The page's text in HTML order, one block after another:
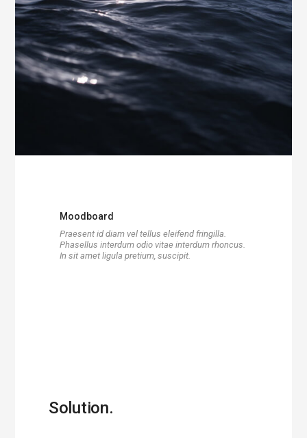
Moodboard
Praesent id diam vel tellus eleifend fringilla.
Phasellus interdum odio vitae interdum rhoncus.
In sit amet ligula pretium, suscipit.
Solution.